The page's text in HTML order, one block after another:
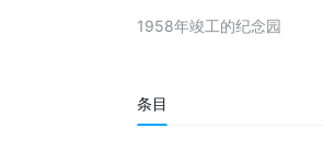
1958年竣工的纪念园
条目